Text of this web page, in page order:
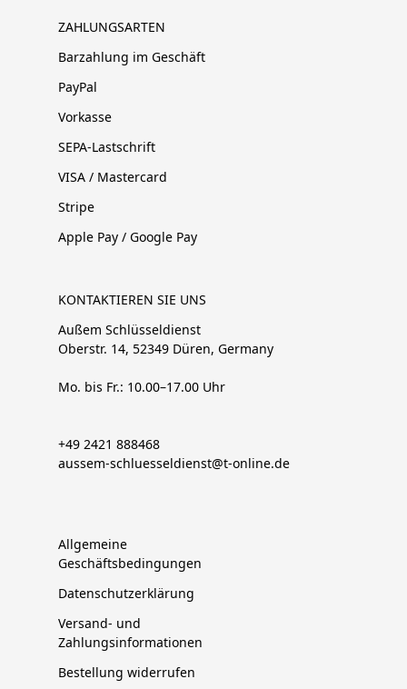
ZAHLUNGSARTEN
Barzahlung im Geschäft
PayPal
Vorkasse
SEPA-Lastschrift
VISA / Mastercard
Stripe
Apple Pay / Google Pay
KONTAKTIEREN SIE UNS
Außem Schlüsseldienst
Oberstr. 14, 52349 Düren, Germany
Mo. bis Fr.: 10.00–17.00 Uhr
+49 2421 888468
aussem-schluesseldienst@t-online.de
Allgemeine
Geschäftsbedingungen
Datenschutzerklärung
Versand- und
Zahlungsinformationen
Bestellung widerrufen